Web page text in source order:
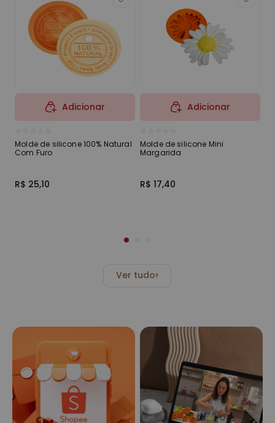
Molde de silicone 100% Natural
Com Furo
R$ 25,10
Adicionar
Molde de silicone Mini
Margarida
R$ 17,40
Adicionar
Ver tudo›